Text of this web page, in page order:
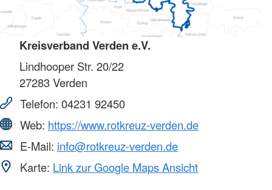
Kreisverband Verden e.V.
Lindhooper Str. 20/22
27283Verden
Telefon: 04231 92450
Web: https://www.rotkreuz-verden.de
E-Mail: info@rotkreuz-verden.de
Karte: Link zur Google Maps Ansicht